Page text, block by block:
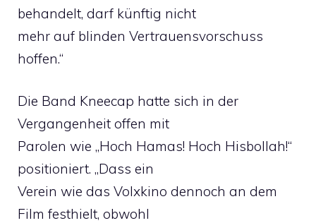
behandelt, darf künftig nicht
mehr auf blinden Vertrauensvorschuss
hoffen.“
Die Band Kneecap hatte sich in der
Vergangenheit offen mit
Parolen wie „Hoch Hamas! Hoch Hisbollah!“
positioniert. „Dass ein
Verein wie das Volxkino dennoch an dem
Film festhielt, obwohl